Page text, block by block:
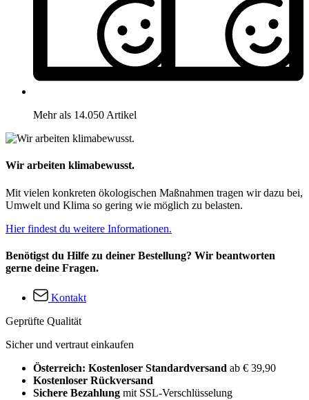
Mehr als 14.050 Artikel
Wir arbeiten klimabewusst.
Mit vielen konkreten ökologischen Maßnahmen tragen wir dazu bei,
Umwelt und Klima so gering wie möglich zu belasten.
Hier findest du weitere Informationen.
Benötigst du Hilfe zu deiner Bestellung? Wir beantworten
gerne deine Fragen.
Kontakt
Geprüfte Qualität
Sicher und vertraut einkaufen
Österreich: Kostenloser Standardversand ab € 39,90
Kostenloser Rückversand
Sichere Bezahlung mit SSL-Verschlüsselung